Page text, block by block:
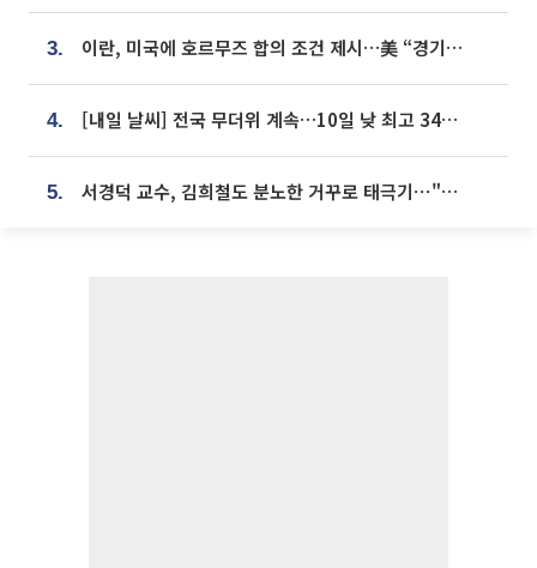
3. 이란, 미국에 호르무즈 합의 조건 제시…美 “경기 아직 안 끝나” [종합]
4. [내일 날씨] 전국 무더위 계속…10일 낮 최고 34도 육박
5. 서경덕 교수, 김희철도 분노한 거꾸로 태극기⋯"엉터리는 아냐, 아쉬울 뿐"